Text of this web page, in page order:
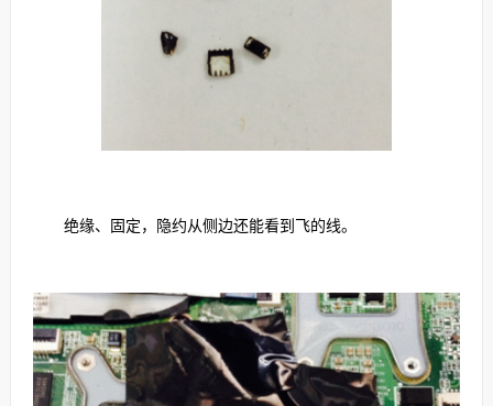
绝缘、固定，隐约从侧边还能看到飞的线。